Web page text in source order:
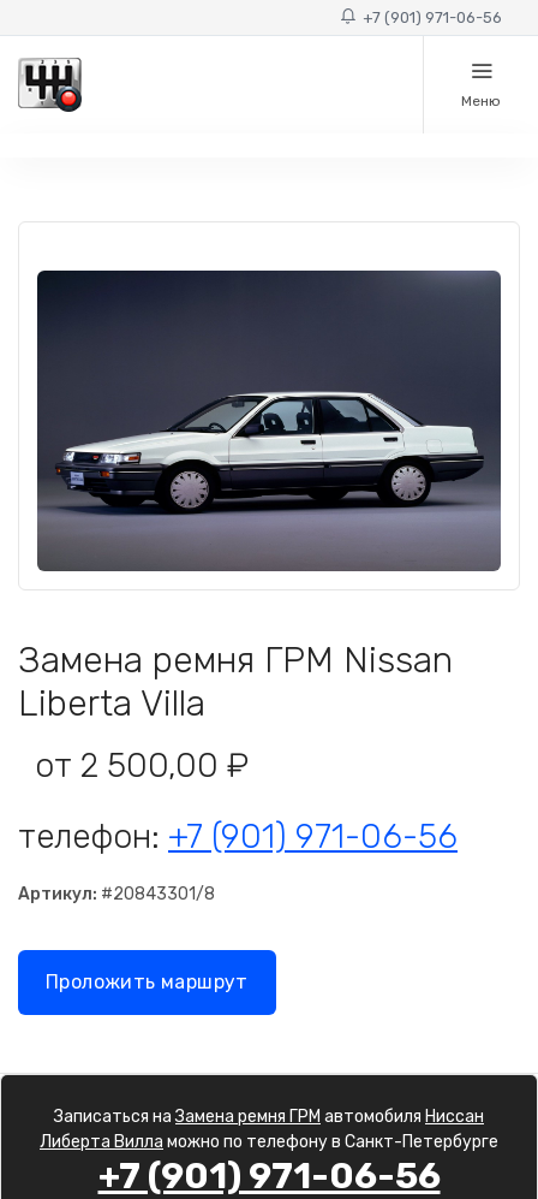
+7 (901) 971-06-56
Меню
Замена ремня ГРМ Nissan
Liberta Villa
от 2 500,00 ₽
телефон: +7 (901) 971-06-56
Артикул: #20843301/8
Проложить маршрут
Записаться наЗамена ремня ГРМ автомобиля Ниссан
Либерта Вилла можно по телефону в Санкт-Петербурге
+7 (901) 971-06-56